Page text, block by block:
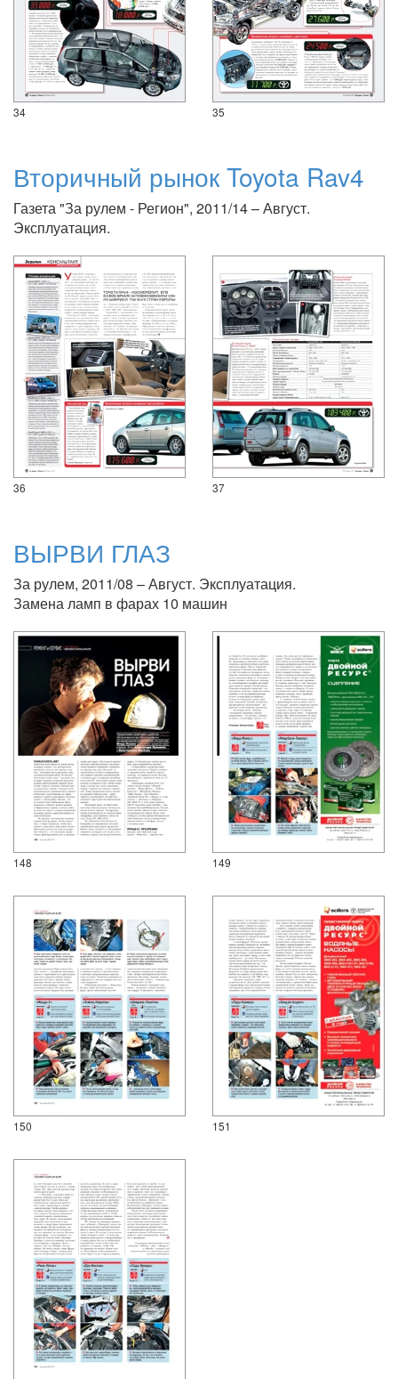
34 35
Вторичный рынок Toyota Rav4
Газета "За рулем - Регион", 2011/14 – Август.
Эксплуатация.
36 37
ВЫРВИ ГЛАЗ
За рулем, 2011/08 – Август. Эксплуатация.
Замена ламп в фарах 10 машин
148 149
150 151